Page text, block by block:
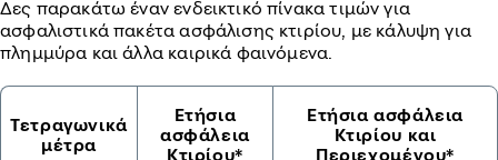
Δες παρακάτω έναν ενδεικτικό πίνακα τιμών για
ασφαλιστικά πακέτα ασφάλισης κτιρίου, με κάλυψη για
πλημμύρα και άλλα καιρικά φαινόμενα.
Τετραγωνικά
μέτρα
Ετήσια
ασφάλεια
Κτιρίου*
Ετήσια ασφάλεια
Κτιρίου και
Περιεχομένου*